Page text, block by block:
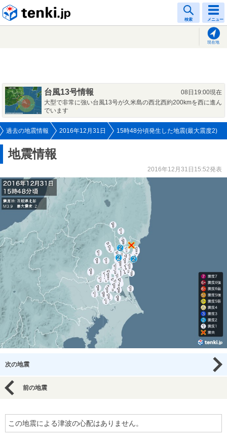
検索 メニュー
現在地
台風13号情報
08日19:00現在
大型で非常に強い台風13号が久米島の西北西約200kmを西に進ん
でいます
過去の地震情報 2016年12月31日 15時48分頃発生した地震(最大震度2)
地震情報
2016年12月31日15:52発表
次の地震
前の地震
この地震による津波の心配はありません。